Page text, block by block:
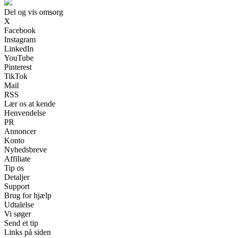
Del og vis omsorg
X
Facebook
Instagram
LinkedIn
YouTube
Pinterest
TikTok
Mail
RSS
Lær os at kende
Henvendelse
PR
Annoncer
Konto
Nyhedsbreve
Affiliate
Tip os
Detaljer
Support
Brug for hjælp
Udtalelse
Vi søger
Send et tip
Links på siden